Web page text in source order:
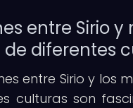
entre Sirio y
de diferentes
entre Sirio y los
culturas son